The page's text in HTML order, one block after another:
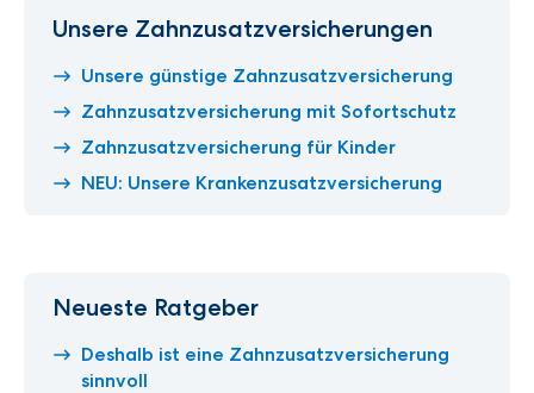
Unsere Zahnzusatzversicherungen
Unsere günstige Zahnzusatzversicherung
Zahnzusatzversicherung mit Sofortschutz
Zahnzusatzversicherung für Kinder
NEU: Unsere Krankenzusatzversicherung
Neueste Ratgeber
Deshalb ist eine Zahnzusatzversicherung
sinnvoll